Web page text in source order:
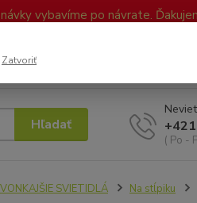
vybavíme po návrate.
Hľadať
( Po -
VONKAJŠIE SVIETIDLÁ Na stĺpiku
Zatvoriť